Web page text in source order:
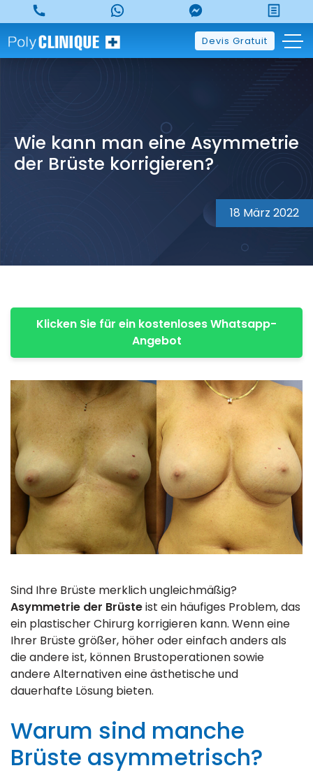
to
content
Devis Gratuit
Wie kann man eine Asymmetrie
der Brüste korrigieren?
18 März 2022
Klicken Sie für ein kostenloses Whatsapp-
Angebot
Sind Ihre Brüste merklich ungleichmäßig?
Asymmetrie der Brüsteist ein häufiges Problem, das
ein plastischer Chirurg korrigieren kann. Wenn eine
Ihrer Brüste größer, höher oder einfach anders als
die andere ist, können Brustoperationen sowie
andere Alternativen eine ästhetische und
dauerhafte Lösung bieten.
Warum sind manche
Brüste asymmetrisch?